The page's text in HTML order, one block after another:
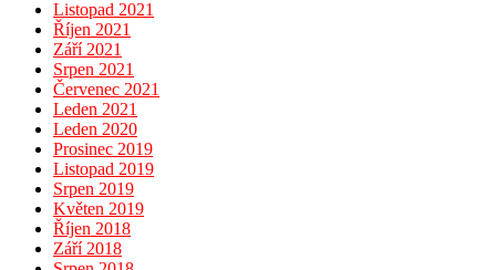
Listopad 2021
Říjen 2021
Září 2021
Srpen 2021
Červenec 2021
Leden 2021
Leden 2020
Prosinec 2019
Listopad 2019
Srpen 2019
Květen 2019
Říjen 2018
Září 2018